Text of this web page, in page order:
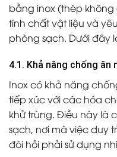
bằng inox (thép không
tính chất vật liệu và
phòng sạch. Dưới đây
4.1. Khả năng chống ăn
Inox có khả năng
tiếp xúc với các hóa
khử trùng. Điều này là
sạch, nơi mà việc duy
đòi hỏi phải sử dụng